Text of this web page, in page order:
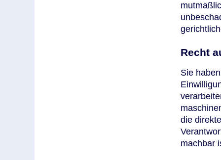
Recht
Sie
die
machbar